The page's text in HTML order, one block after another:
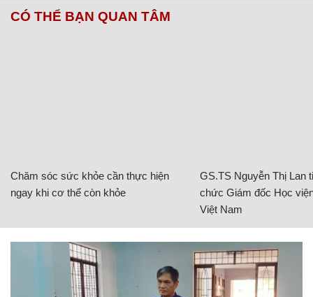
CÓ THỂ BẠN QUAN TÂM
Chăm sóc sức khỏe cần thực hiện
ngay khi cơ thể còn khỏe
GS.TS Nguyễn Thị Lan
chức Giám đốc Học
Việt Nam